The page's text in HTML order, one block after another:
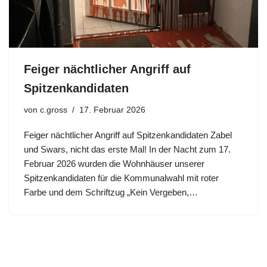
Feiger nächtlicher Angriff auf
Spitzenkandidaten
von c.gross 17. Februar 2026
Feiger nächtlicher Angriff auf Spitzenkandidaten Zabel
und Swars, nicht das erste Mal! In der Nacht zum 17.
Februar 2026 wurden die Wohnhäuser unserer
Spitzenkandidaten für die Kommunalwahl mit roter
Farbe und dem Schriftzug „Kein Vergeben,…